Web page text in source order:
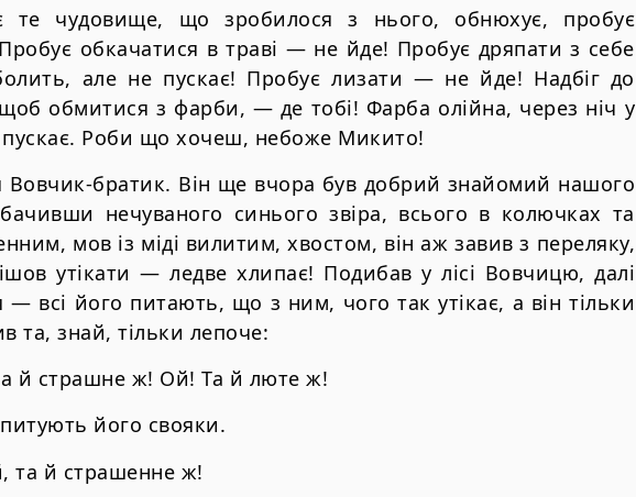
те чудовище, що зробилося з нього, обнюхує, пробує
обкачатися в травi — не йде! Пробує дряпати з себе
але не пускає! Пробує лизати — не йде! Надбiг до
обмитися з фарби, — де тобi! Фарба олiйна, через нiч у
пускає. Роби що хочеш, небоже Микито!
Вовчик-братик. Вiн ще вчора був добрий знайомий нашого
нечуваного синього звiра, всього в колючках та
мов iз мiдi вилитим, хвостом, вiн аж завив з переляку,
утiкати — ледве хлипає! Подибав у лiсi Вовчицю, далi
— всi його питають, що з ним, чого так утiкає, а вiн тiльки
та, знай, тiльки лепоче:
й страшне ж! Ой! Та й люте ж!
його свояки.
й страшенне ж!